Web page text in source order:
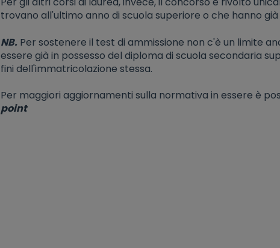
trovano all'ultimo anno di scuola superiore o che hanno
NB. Per sostenere il test di ammissione non c'è un limite
essere già in possesso del diploma di scuola secondaria
fini dell'immatricolazione stessa.
Per maggiori aggiornamenti sulla normativa in essere è
point